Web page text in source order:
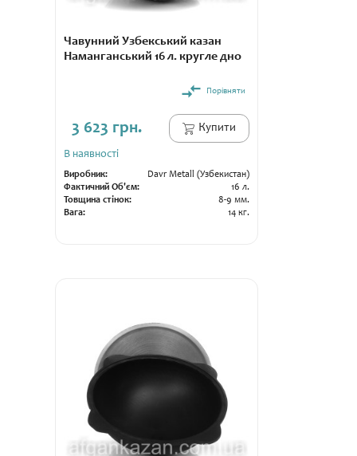
Чавунний Узбекський казан
Наманганський 16 л. кругле дно
Порівняти
3 623 грн. Купити
В наявності
Виробник:
Davr Metall (Узбекистан)
Фактичний Об'єм:
16 л.
Товщина стінок:
8-9 мм.
Вага:
14 кг.